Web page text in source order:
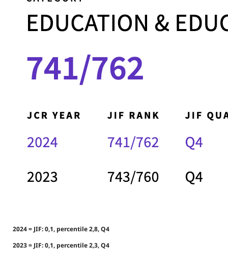
2024 = JIF: 0,1, percentile 2,8, Q4
2023 = JIF: 0,1, percentile 2,3, Q4